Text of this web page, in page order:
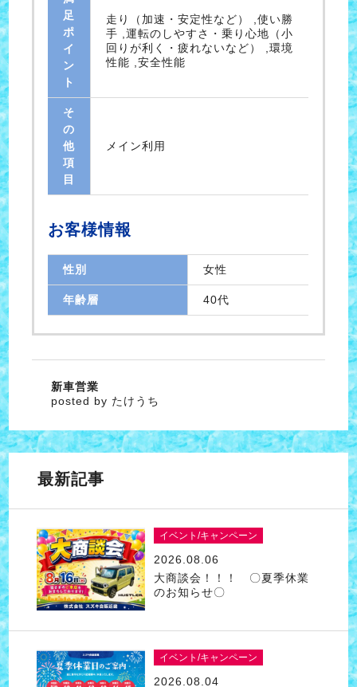
足
ポ
イ
ン
ト
走り（加速・安定性など） ,使い勝
手 ,運転のしやすさ・乗り心地（小
回りが利く・疲れないなど） ,環境
性能 ,安全性能
そ
の
他
項
目
メイン利用
お客様情報
性別 女性
年齢層 40代
新車営業
posted by たけうち
最新記事
イベント/キャンペーン
2026.08.06
大商談会！！！ 〇夏季休業
のお知らせ〇
イベント/キャンペーン
2026.08.04